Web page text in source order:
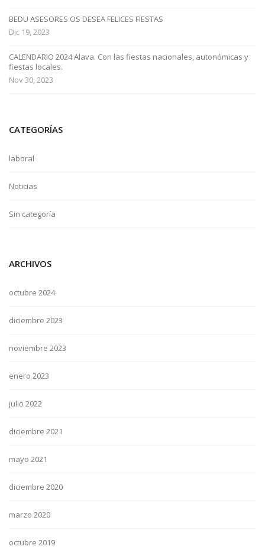
BEDU ASESORES OS DESEA FELICES FIESTAS
Dic 19, 2023
CALENDARIO 2024 Alava. Con las fiestas nacionales, autonómicas y
fiestas locales.
Nov 30, 2023
CATEGORÍAS
laboral
Noticias
Sin categoría
ARCHIVOS
octubre 2024
diciembre 2023
noviembre 2023
enero 2023
julio 2022
diciembre 2021
mayo 2021
diciembre 2020
marzo 2020
octubre 2019